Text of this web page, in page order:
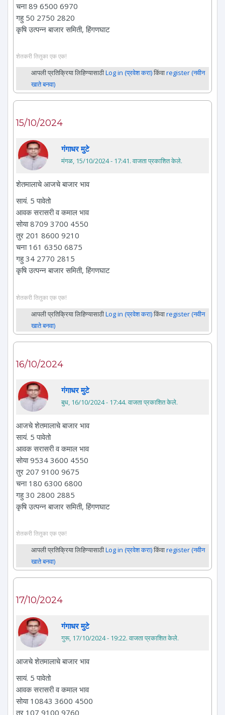
चना 89 6500 6970
गहु 50 2750 2820
कृषि उत्पन्न बाजार समिती, हिंगणघाट
शेतकरी तितुका एक एक!
आपली प्रतिक्रिया लिहिण्यासाठीLog in (प्रवेश करा)किंवाregister (नवीन
खाते बनवा)
15/10/2024
गंगाधर मुटे
मंगळ, 15/10/2024 - 17:41. वाजता प्रकाशित केले.
शेतमालाचे आजचे बाजार भाव
सायं. 5 पावेतो
आवक सरासरी व कमाल भाव
सोया 8709 3700 4550
तुर 201 8600 9210
चना 161 6350 6875
गहु 34 2770 2815
कृषि उत्पन्न बाजार समिती, हिंगणघाट
शेतकरी तितुका एक एक!
आपली प्रतिक्रिया लिहिण्यासाठीLog in (प्रवेश करा)किंवाregister (नवीन
खाते बनवा)
16/10/2024
गंगाधर मुटे
बुध, 16/10/2024 - 17:44. वाजता प्रकाशित केले.
आजचे शेतमालाचे बाजार भाव
सायं. 5 पावेतो
आवक सरासरी व कमाल भाव
सोया 9534 3600 4550
तुर 207 9100 9675
चना 180 6300 6800
गहु 30 2800 2885
कृषि उत्पन्न बाजार समिती, हिंगणघाट
शेतकरी तितुका एक एक!
आपली प्रतिक्रिया लिहिण्यासाठीLog in (प्रवेश करा)किंवाregister (नवीन
खाते बनवा)
17/10/2024
गंगाधर मुटे
गुरू, 17/10/2024 - 19:22. वाजता प्रकाशित केले.
आजचे शेतमालाचे बाजार भाव
सायं. 5 पावेतो
आवक सरासरी व कमाल भाव
सोया 10843 3600 4500
तुर 107 9100 9760